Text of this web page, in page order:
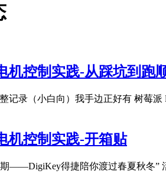
机控制实践-从踩坑到跑
记录（小白向）我手边正好有 树莓
机控制实践-开箱贴
期——DigiKey得捷陪你渡过春夏秋